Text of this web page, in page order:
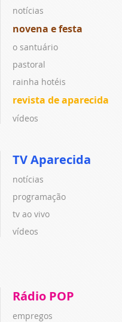
notícias
novena e festa
o santuário
pastoral
rainha hotéis
revista de aparecida
vídeos
TV Aparecida
notícias
programação
tv ao vivo
vídeos
Rádio POP
empregos